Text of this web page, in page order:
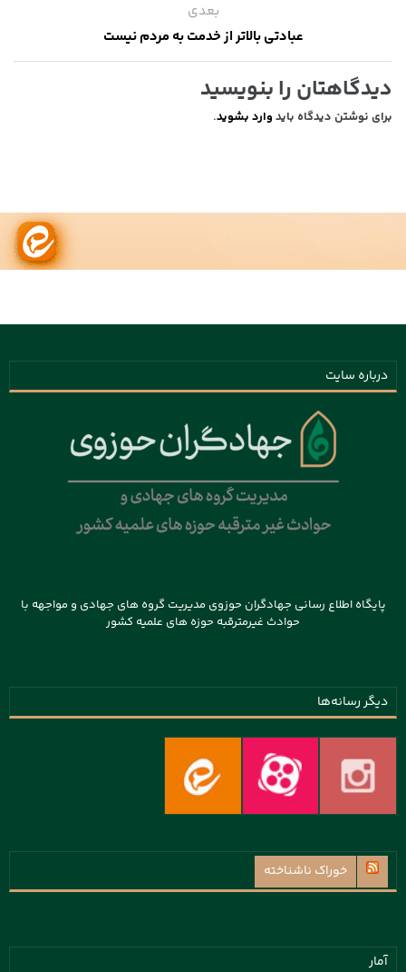
بعدی
عبادتی بالاتر از خدمت به مردم نیست
دیدگاهتان را بنویسید
برای نوشتن دیدگاه باید وارد بشوید.
درباره سایت
پایگاه اطلاع رسانی جهادگران حوزوی مدیریت گروه های جهادی و مواجهه با
حوادث غیرمترقبه حوزه های علمیه کشور
دیگر رسانه‌ها
خوراک ناشناخته
آمار